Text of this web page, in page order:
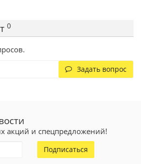
0
Задать вопрос
акций и спецпредложений!
Подписаться